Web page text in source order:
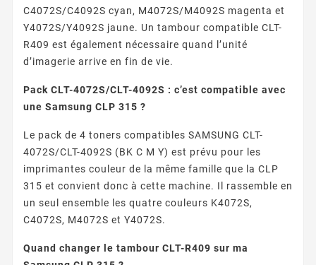
C4072S/C4092S cyan, M4072S/M4092S magenta et
Y4072S/Y4092S jaune. Un tambour compatible CLT-
R409 est également nécessaire quand l’unité
d’imagerie arrive en fin de vie.
Pack CLT-4072S/CLT-4092S : c’est compatible avec
une Samsung CLP 315 ?
Le pack de 4 toners compatibles SAMSUNG CLT-
4072S/CLT-4092S (BK C M Y) est prévu pour les
imprimantes couleur de la même famille que la CLP
315 et convient donc à cette machine. Il rassemble en
un seul ensemble les quatre couleurs K4072S,
C4072S, M4072S et Y4072S.
Quand changer le tambour CLT-R409 sur ma